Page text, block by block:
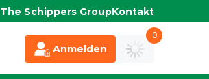
The Schippers GroupKontakt
Anmelden
0